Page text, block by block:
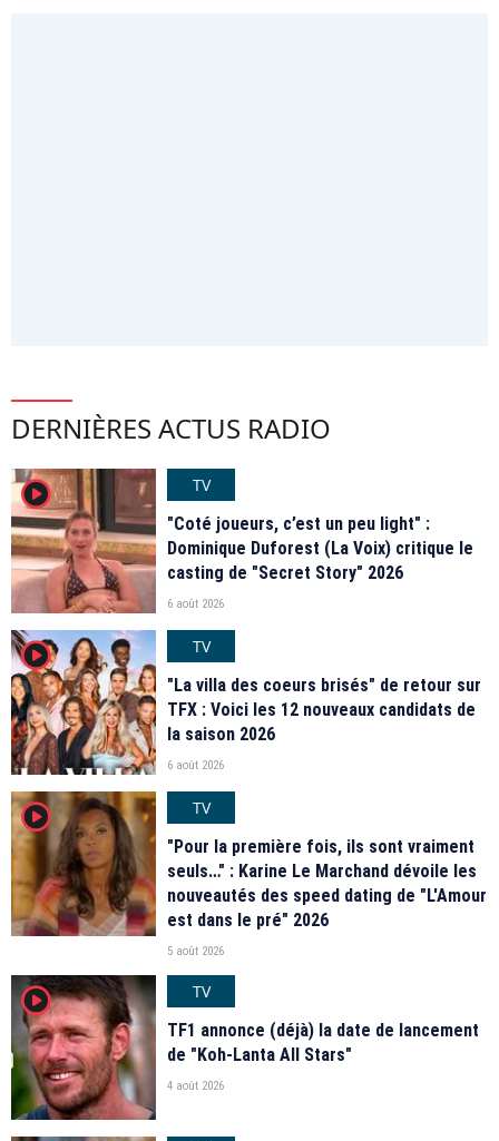
DERNIÈRES ACTUS RADIO
player2
TV
"Coté joueurs, c’est un peu light" :
Dominique Duforest (La Voix) critique le
casting de "Secret Story" 2026
6 août 2026
player2
TV
"La villa des coeurs brisés" de retour sur
TFX : Voici les 12 nouveaux candidats de
la saison 2026
6 août 2026
player2
TV
"Pour la première fois, ils sont vraiment
seuls…" : Karine Le Marchand dévoile les
nouveautés des speed dating de "L'Amour
est dans le pré" 2026
5 août 2026
player2
TV
TF1 annonce (déjà) la date de lancement
de "Koh-Lanta All Stars"
4 août 2026